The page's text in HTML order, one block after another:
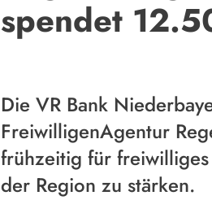
spendet
Die VR Bank
FreiwilligenAgentur
frühzeitig für freiwilliges
der Region zu stärken.